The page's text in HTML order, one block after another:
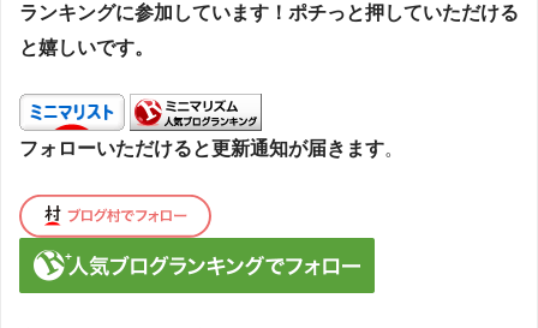
ランキングに参加しています！ポチっと押していただける
と嬉しいです。
フォローいただけると更新通知が届きます。